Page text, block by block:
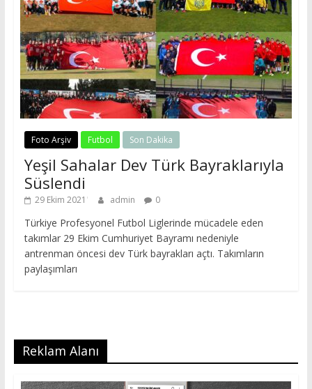
Foto Arşiv Futbol Son Dakika
Yeşil Sahalar Dev Türk Bayraklarıyla
Süslendi
29 Ekim 2021 admin 0
Türkiye Profesyonel Futbol Liglerinde mücadele eden
takımlar 29 Ekim Cumhuriyet Bayramı nedeniyle
antrenman öncesi dev Türk bayrakları açtı. Takımların
paylaşımları
Reklam Alanı